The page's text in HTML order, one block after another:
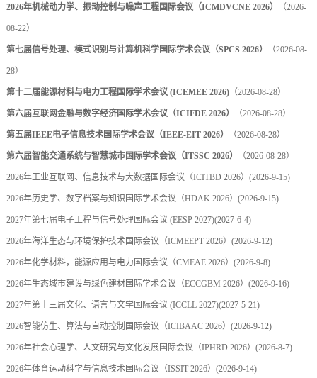
2026年机械动力学、振动控制与噪声工程国际会议（ICMDVCNE 2026） （2026-
08-22）
第七届信号处理、模式识别与计算机科学国际学术会议（SPCS 2026） （2026-08-
28）
第十二届能源材料与电力工程国际学术会议 (ICEMEE 2026)（2026-08-28）
第六届互联网金融与数字经济国际学术会议（ICIFDE 2026） （2026-08-28）
第五届IEEE电子信息技术国际学术会议（IEEE-EIT 2026） （2026-08-28）
第六届智能交通系统与智慧城市国际学术会议（ITSSC 2026） （2026-08-28）
2026年工业互联网、信息技术与大数据国际会议（ICITBD 2026） (2026-9-15)
2026年历史学、数字档案与知识国际学术会议（HDAK 2026） (2026-9-15)
2027年第七届电子工程与信号处理国际会议 (EESP 2027)(2027-6-4)
2026年海洋生态与环境保护技术国际会议（ICMEEPT 2026） (2026-9-12)
2026年化学材料，能源应用与电力国际会议（CMEAE 2026） (2026-9-8)
2026年生态城市建设与绿色建材国际学术会议（ECCGBM 2026） (2026-9-16)
2027年第十三届文化、语言与文学国际会议 (ICCLL 2027)(2027-5-21)
2026智能仿生、算法与自动控制国际会议（ICIBAAC 2026） (2026-9-12)
2026年社会心理学、人文研究与文化发展国际会议（IPHRD 2026） (2026-8-7)
2026年体育运动科学与信息技术国际会议（ISSIT 2026） (2026-9-14)